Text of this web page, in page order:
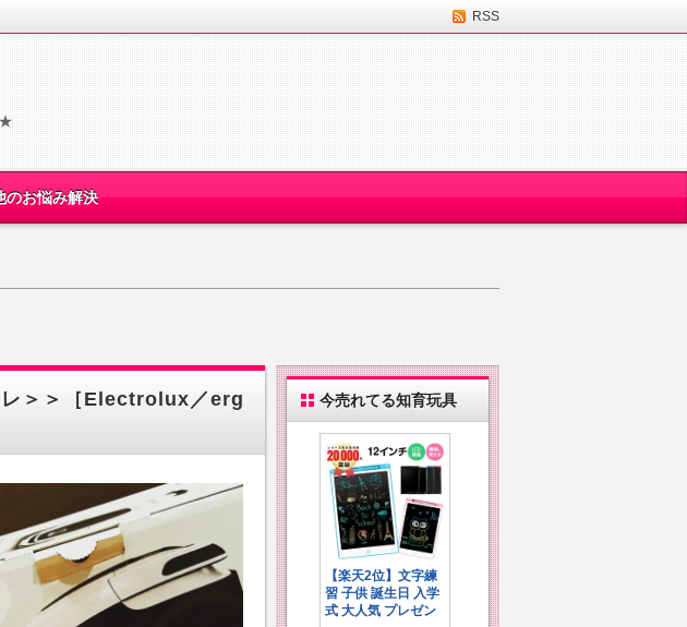
RSS
★
のお悩み解決
レ＞＞［Electrolux／erg
今売れてる知育玩具